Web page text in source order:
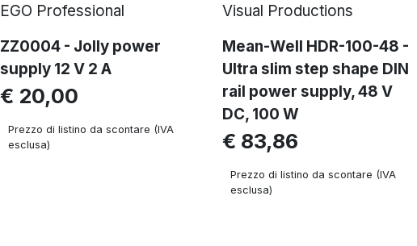
EGO Professional
ZZ0004 - Jolly power
supply 12 V 2 A
€ 20,00
Prezzo di listino da scontare (IVA
esclusa)
Visual Productions
Mean-Well HDR-100-48 -
Ultra slim step shape DIN
rail power supply, 48 V
DC, 100 W
€ 83,86
Prezzo di listino da scontare (IVA
esclusa)